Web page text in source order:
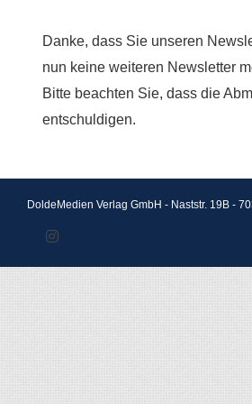
Danke, dass Sie unseren
nun keine weiteren Newsletter
Bitte beachten Sie, dass die
entschuldigen.
DoldeMedien Verlag GmbH - Naststr. 19B -
Instagram